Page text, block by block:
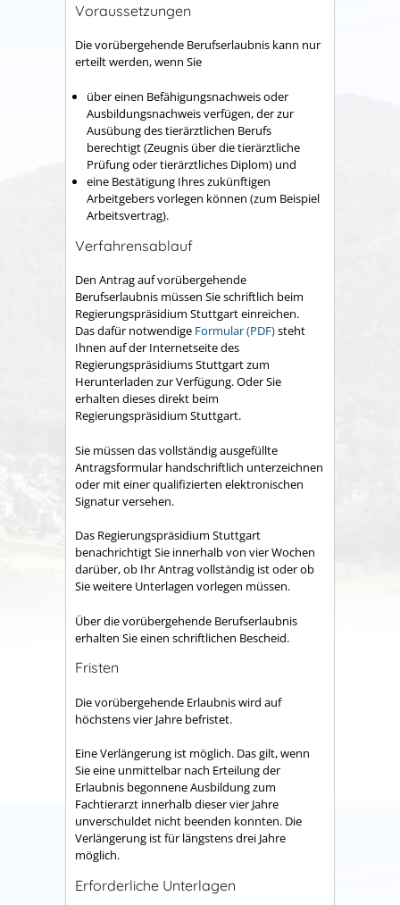
Voraussetzungen
Die vorübergehende Berufserlaubnis kann nur
erteilt werden, wenn Sie
über einen Befähigungsnachweis oder
Ausbildungsnachweis verfügen, der zur
Ausübung des tierärztlichen Berufs
berechtigt(Zeugnis über die tierärztliche
Prüfung oder tierärztliches Diplom) und
eine Bestätigung Ihres zukünftigen
Arbeitgebers vorlegen können (zum Beispiel
Arbeitsvertrag).
Verfahrensablauf
Den Antrag auf vorübergehende
Berufserlaubnis müssen Sie schriftlich beim
Regierungspräsidium Stuttgart einreichen.
Das dafür notwendige Formular (PDF)steht
Ihnen auf der Internetseite des
Regierungspräsidiums Stuttgart zum
Herunterladen zur Verfügung. Oder Sie
erhalten dieses direkt beim
Regierungspräsidium Stuttgart.
Sie müssen das vollständig ausgefüllte
Antragsformular handschriftlich unterzeichnen
oder mit einer qualifizierten elektronischen
Signatur versehen.
Das Regierungspräsidium Stuttgart
benachrichtigt Sie innerhalb von vier Wochen
darüber, ob Ihr Antrag vollständig ist oder ob
Sie weitere Unterlagen vorlegen müssen.
Über die vorübergehende Berufserlaubnis
erhalten Sie einen schriftlichen Bescheid.
Fristen
Die vorübergehende Erlaubnis wird auf
höchstens vier Jahre befristet.
Eine Verlängerung ist möglich. Das gilt, wenn
Sie eine unmittelbar nach Erteilung der
Erlaubnis begonnene Ausbildung zum
Fachtierarzt innerhalb dieser vier Jahre
unverschuldet nicht beenden konnten. Die
Verlängerung ist für längstens drei Jahre
möglich.
Erforderliche Unterlagen